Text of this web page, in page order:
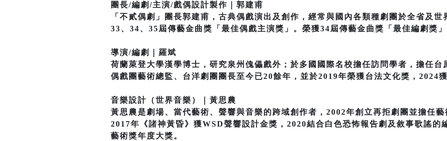
團長/編劇/主演/戲偶設計製作｜郭建甫
「不貳偶劇」團長郭建甫，古典偶戲演出及創作，經常與國內各類種劇團於全省及世
33、34、35屆傳藝金曲獎「最佳偶戲主演獎」。榮獲34屆傳藝金曲獎「最佳編劇獎」
導演/編劇｜羅斌
荷蘭萊登大學漢學博士，研究泉州傀儡戲外；於多國國際名校擔任訪問學者，擔任台
偶戲團藝術總監、台洋劇團團長至今已20餘年，並於2019年榮獲台法文化獎，2024
音樂設計（世界音樂）｜黃思農
黃思農是劇場、當代藝術、聲響與音樂的跨域創作者，2002年創立再拒劇團並擔任藝
2017年《諸神黃昏》獲WSD聲響設計金獎，2020結合白色恐怖報告劇及敘事歌謠的
藝術獎年度大獎。